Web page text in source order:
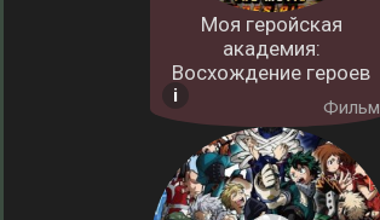
Моя геройская
академия:
Восхождение героев
Фильм